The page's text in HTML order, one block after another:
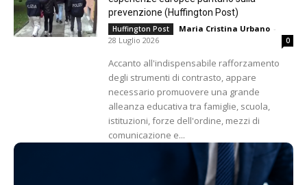
prevenzione (Huffington Post)
Huffington Post Maria Cristina Urbano -
28 Luglio 2026
0
Accanto all'indispensabile rafforzamento
degli strumenti di contrasto, appare
necessario promuovere una grande
alleanza educativa tra famiglie, scuola,
istituzioni, forze dell'ordine, mezzi di
comunicazione e...